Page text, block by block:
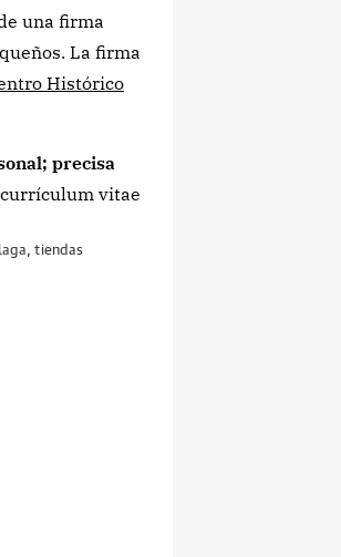
una firma
La firma
Histórico
precisa
vitae
,tiendas